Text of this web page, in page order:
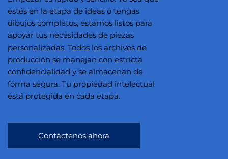
estés en la etapa de ideas o tengas
dibujos completos, estamos listos para
apoyar tus necesidades de piezas
personalizadas. Todos los archivos de
producción se manejan con estricta
confidencialidad y se almacenan de
forma segura. Tu propiedad intelectual
está protegida en cada etapa.
Contáctenos ahora